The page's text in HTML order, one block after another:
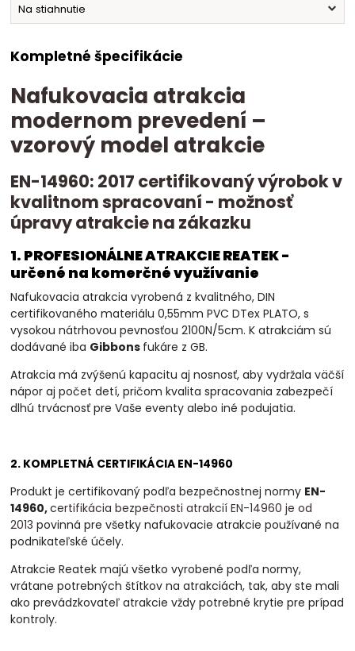
Na stiahnutie
Kompletné špecifikácie
Nafukovacia atrakcia
modernom prevedení –
vzorový model atrakcie
EN-14960: 2017 certifikovaný výrobok v
kvalitnom spracovaní - možnosť
úpravy atrakcie na zákazku
1. PROFESIONÁLNE ATRAKCIE REATEK -
určené na komerčné využívanie
Nafukovacia atrakcia vyrobená z kvalitného, DIN
certifikovaného materiálu 0,55mm PVC DTex PLATO, s
vysokou nátrhovou pevnosťou 2100N/5cm. K atrakciám sú
dodávané iba Gibbons fukáre z GB.
Atrakcia má zvýšenú kapacitu aj nosnosť, aby vydržala väčší
nápor aj počet detí, pričom kvalita spracovania zabezpečí
dlhú trvácnosť pre Vaše eventy alebo iné podujatia.
2. KOMPLETNÁ CERTIFIKÁCIA EN-14960
Produkt je certifikovaný podľa bezpečnostnej normy EN-
14960,certifikácia bezpečnosti atrakcií EN-14960 je od
2013povinnápre všetky nafukovacie atrakcie používané na
podnikateľské účely.
Atrakcie Reatek majú všetko vyrobené podľa normy,
vrátane potrebných štítkov na atrakciách, tak, aby ste mali
ako prevádzkovateľ atrakcie vždy potrebné krytie pre prípad
kontroly.